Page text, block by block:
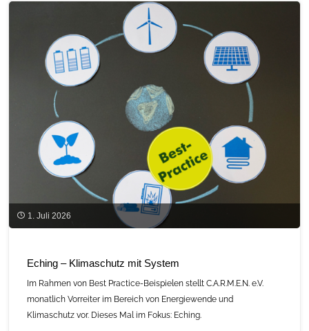
C.A.R.M.E.N.-
Seminar
für
Architekturschaffende
und
SelbstbauerInnen
am
23.
und
1. Juli 2026
Eching – Klimaschutz mit System
Im Rahmen von Best Practice-Beispielen stellt C.A.R.M.E.N. e.V.
monatlich Vorreiter im Bereich von Energiewende und
Klimaschutz vor. Dieses Mal im Fokus: Eching.